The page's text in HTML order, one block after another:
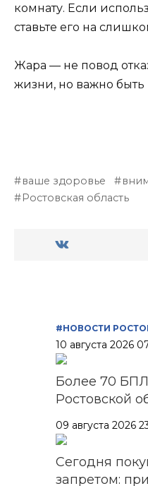
комнату. Если
ставьте его на
Жара — не повод
жизни, но важно быть
ваше здоровье
Ростовская область
#НОВОСТИ
10 августа 2026
Более 70
Ростовской
09 августа 2026
Сегодня
запретом: